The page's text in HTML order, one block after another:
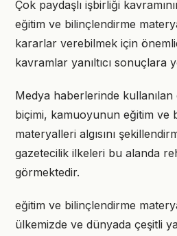
Çok paydaşlı işbirliği
eğitim ve bilinçlendirme
kararlar verebilmek için
kavramlar yanıltıcı sonuçlara
Medya haberlerinde
biçimi, kamuoyunun eğitim ve
materyalleri algısını
gazetecilik ilkeleri bu alanda
görmektedir.
eğitim ve bilinçlendirme
ülkemizde ve dünyada çeşitli